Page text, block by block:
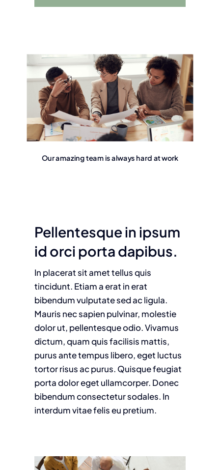
Our amazing team is always hard at work
Pellentesque in ipsum
id orci porta dapibus.
In placerat sit amet tellus quis
tincidunt. Etiam a erat in erat
bibendum vulputate sed ac ligula.
Mauris nec sapien pulvinar, molestie
dolor ut, pellentesque odio. Vivamus
dictum, quam quis facilisis mattis,
purus ante tempus libero, eget luctus
tortor risus ac purus. Quisque feugiat
porta dolor eget ullamcorper. Donec
bibendum consectetur sodales. In
interdum vitae felis eu pretium.